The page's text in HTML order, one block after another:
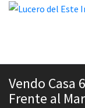
Vendo Casa
Frente al Mar